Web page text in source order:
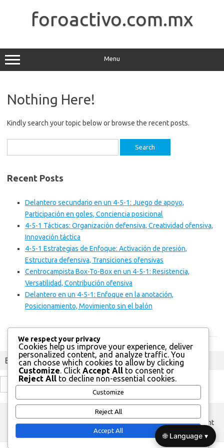
foroactivo.com.mx
Menu
Nothing Here!
Kindly search your topic below or browse the recent posts.
for:
Recent Posts
Delantero secundario en un 4-5-1: Juego de apoyo,
Participación en goles, Conciencia posicional
4-5-1 Tácticas: Organización defensiva, Creatividad ofensiva,
Innovación táctica
4-5-1 Estrategias de Enfoque: Activación de presión,
Estructura defensiva, Transiciones ofensivas
Centrocampista Box-To-Box en un 4-5-1: Resistencia,
Versatilidad, Contribución ofensiva
Delantero en un 4-5-1: Enfoque en la anotación,
Posicionamiento, Movimiento sin el balón
Buscar
Search
for:
custom footer text left custom footer text right
We respect your privacy
Cookies help us improve your experience, deliver
personalized content, and analyze traffic. You
can choose which cookies to allow by clicking
Customize. Click Accept All to consent or
Reject All to decline non-essential cookies.
Customize
Reject All
Accept All
🌐 Language ▾